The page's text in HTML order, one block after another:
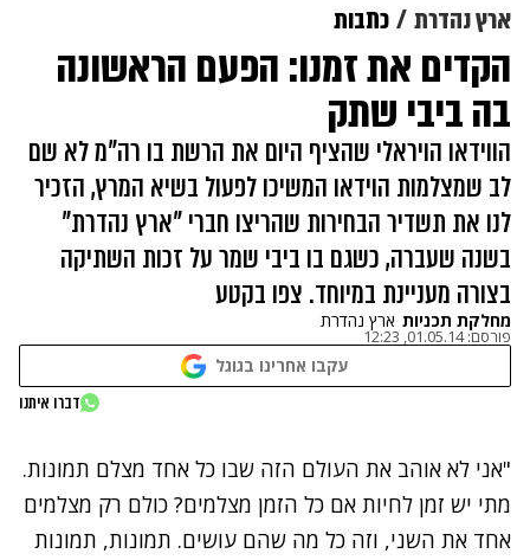
ארץ נהדרת כתבות
הקדים את זמנו: הפעם הראשונה
בה ביבי שתק
הווידאו הויראלי שהציף היום את הרשת בו רה"מ לא שם
לב שמצלמות הוידאו המשיכו לפעול בשיא המרץ, הזכיר
לנו את תשדיר הבחירות שהריצו חברי "ארץ נהדרת"
בשנה שעברה, כשגם בו ביבי שמר על זכות השתיקה
בצורה מעניינת במיוחד. צפו בקטע
מחלקת תכניות ארץ נהדרת
פורסם:01.05.14, 12:23
עקבו אחרינו בגוגל
נתקלנו בבעיה
דברו איתנו
"אני לא אוהב את העולם הזה שבו כל אחד מצלם תמונות.
מתי יש זמן לחיות אם כל הזמן מצלמים? כולם רק מצלמים
אחד את השני, וזה כל מה שהם עושים. תמונות, תמונות